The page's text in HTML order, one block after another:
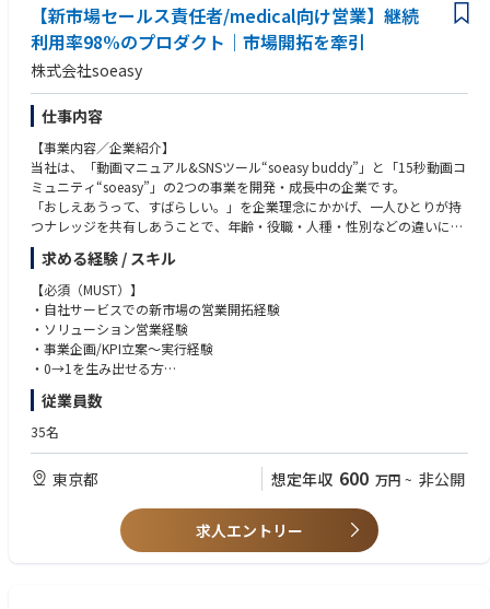
ていける。soeasy buddyはビジネスの現場で経営者があきらめている
様々な組織課題を、おしえあいによって解決をするプロダクト。
②裁量を持って新しいことに取り組める。社内では「誰のため何のため」
を共通言語とし、「上司が言ったから」ではなく、重要・必要なことに注
力し変化を恐れず挑戦するカルチャー。仕事に思う存分チャレンジできる
環境を提供します！
③社内でもおしえあいを大事にし、自分たちで重要だと思うことをフラッ
トに話し合いながら、より自立的な経営を進めていける
セールス責任者として、弊社の主要事業「動画マニュアル&SNSツール：s
oeasy buddy」の市場拡大に携わっていただきます。顧客の創造や組織体
制の構築など、事業の基盤作りを担っていただき、既存市場のさらなる拡
大や新市場の開拓を通じて事業拡大していただきたいと考えています。
▼主な業務内容
・直販営業戦略立案～実行
└セールス組織の事業達成にあたる戦略の立案
└主要顧客へのアカウントセールス
・販路拡大にあたるアライアンスセールス立案～実行
└パートナー営業戦略の立案
└既存パートナーとの関係性強化促進にあたる戦略実行
└新規パートナー先の選定、開拓
・上記実行にあたるオペレーションの効果検証および効率化の推進
・チームビルディングやマネジメント、組織強化
今回募集する「市場開発本部」は新規市場開拓、既存戦略の最適化を目指
す組織全体の核となる部門です。
・アンテナ高く情報収集し、実際の活動や戦略立案に反映できる人物
【新市場セールス責任者/medical向け営業】継続
利用率98%のプロダクト｜市場開拓を牽引
株式会社soeasy
仕事内容
【事業内容／企業紹介】
当社は、「動画マニュアル&SNSツール“soeasy buddy”」と「15秒動画コ
ミュニティ“soeasy”」の2つの事業を開発・成長中の企業です。
「おしえあうって、すばらしい。」を企業理念にかかげ、一人ひとりが持
つナレッジを共有しあうことで、年齢・役職・人種・性別などの違いによ
るコミュニケーションの断絶を解消し、だれもが働きやすく暮らしやすい
社会の実現を目指しています。
【サービスについて】
・動画マニュアル&SNSツール“soeasy buddy for medical”
ノウハウを動画やテキストで組織内にカンタンに蓄積することで、いつで
も簡単におしえあうことができるサービスです。
要な情報を伝えることができます。
また、お客さまの声を基に機能の追加や改善を日々行っており、自動翻訳
などの最新AIも搭載しています。
フローで流れ情報を簡単にストックでき、その情報を整理してしまえるた
め、ナレッジ共有がしやすく、豊富なスタンプやコメントで見た人もリア
たサービスとして、多くのお客様から好評をいただいています。
特に、歯科業界や美容業界では継続利用率98％以上の実績を誇ります。
求める経験 / スキル
【必須（MUST）】
・自社サービスでの新市場の営業開拓経験
・ソリューション営業経験
・事業企画/KPI立案～実行経験
・0→1を生み出せる方
【歓迎（WANT）】
・組織マネジメント経験
・歯科・美容・医療系に関心がある方
・高い汎用的営業スキルをお持ちの方
【求める人物像】
・物事を前に進めるための行動力と決断力がある方
従業員数
35名
東京都 想定年収 600 万円 ~ 非公開
求人エントリー